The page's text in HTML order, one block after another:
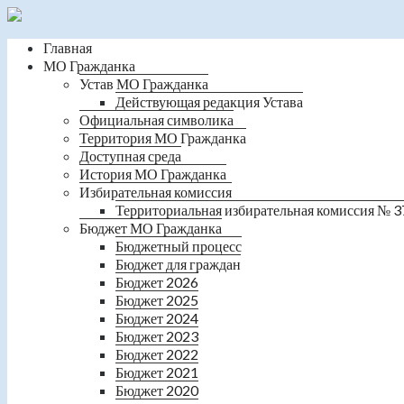
Главная
МО Гражданка
Устав МО Гражданка
Действующая редакция Устава
Официальная символика
Территория МО Гражданка
Доступная среда
История МО Гражданка
Избирательная комиссия
Территориальная избирательная комиссия №
Бюджет МО Гражданка
Бюджетный процесс
Бюджет для граждан
Бюджет 2026
Бюджет 2025
Бюджет 2024
Бюджет 2023
Бюджет 2022
Бюджет 2021
Бюджет 2020